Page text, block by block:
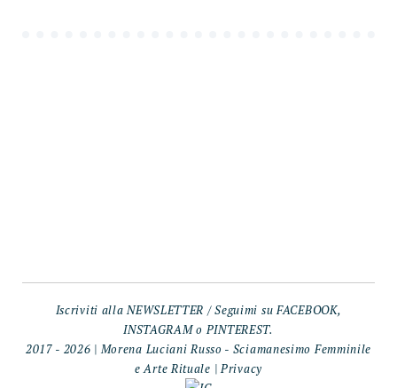
Iscriviti allaNEWSLETTER / Seguimi suFACEBOOK,
INSTAGRAMoPINTEREST.
2017 - 2026 | Morena Luciani Russo - Sciamanesimo Femminile
e Arte Rituale |Privacy